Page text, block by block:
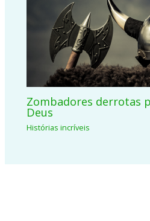
Zombadores derrotas
Deus
Histórias incríveis